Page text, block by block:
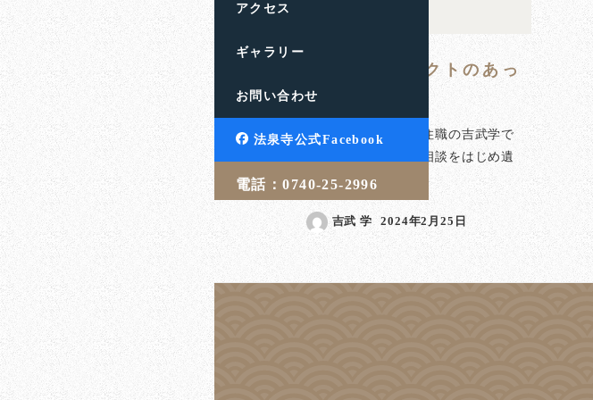
アクセス
ギャラリー
お問い合わせ
法泉寺公式Facebook
電話：0740-25-2996
出産・育児にリスペクトのあっ
た御門徒の方
滋賀県高島市の饗庭山法泉寺住職の吉武学で
す。人生のお悩みや終活のご相談をはじめ遺
言・相続・葬儀・埋葬 […]
吉武 学
投稿日
2024年2月25日